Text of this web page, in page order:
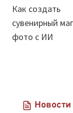
по
записям
Как создать
сувенирный
фото с ИИ
Новости